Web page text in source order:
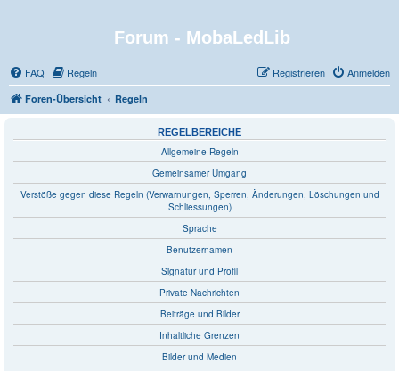
Forum - MobaLedLib
FAQ Regeln Anmelden
Registrieren
Foren-Übersicht Regeln
REGELBEREICHE
Allgemeine Regeln
Gemeinsamer Umgang
Verstöße gegen diese Regeln (Verwarnungen, Sperren, Änderungen, Löschungen und
Schliessungen)
Sprache
Benutzernamen
Signatur und Profil
Private Nachrichten
Beiträge und Bilder
Inhaltliche Grenzen
Bilder und Medien